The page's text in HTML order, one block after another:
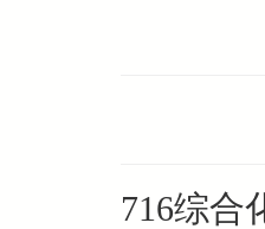
716综合